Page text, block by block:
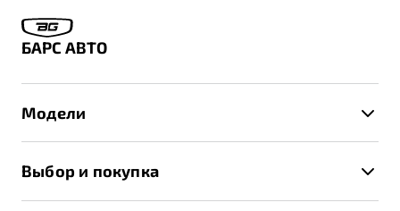
БАРС АВТО
Модели
Выбор и покупка